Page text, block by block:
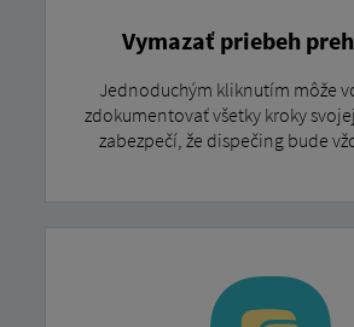
Vymazať priebeh
Jednoduchým kliknutím môže
zdokumentovať všetky kroky
zabezpečí, že dispečing bude